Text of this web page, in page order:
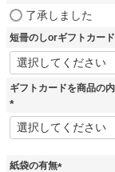
了承しました
短冊のしorギフトカード
ギフトカードを商品の
(
必
)紙袋の有無